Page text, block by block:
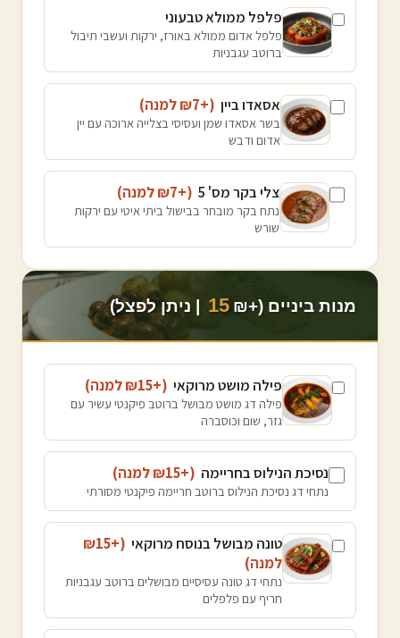
פלפל ממולא טבעוני
פלפל אדום ממולא באורז, ירקות ועשבי תיבול
ברוטב עגבניות
אסאדו ביין (+₪
7 למנה)
בשר אסאדו שמן ועסיסי בצלייה ארוכה עם יין
אדום ודבש
צלי בקר מס' 5 (+₪
7 למנה)
נתח בקר מובחר בבישול ביתי איטי עם ירקות
שורש
מנות ביניים (+₪ 15 | ניתן לפצל)
פילה מושט מרוקאי (+₪
15 למנה)
פילה דג מושט מבושל ברוטב פיקנטי עשיר עם
גזר, שום וכוסברה
נסיכת הנילוס בחריימה (+₪
15 למנה)
נתחי דג נסיכת הנילוס ברוטב חריימה פיקנטי מסורתי
טונה מבושל בנוסח מרוקאי (+₪
15
למנה)
נתחי דג טונה עסיסיים מבושלים ברוטב עגבניות
חריף עם פלפלים